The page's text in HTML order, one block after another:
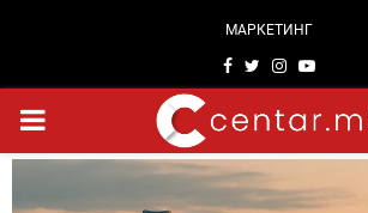
МАРКЕТИНГ
Facebook
TwitterInstagram
Youtube
PRIMARY